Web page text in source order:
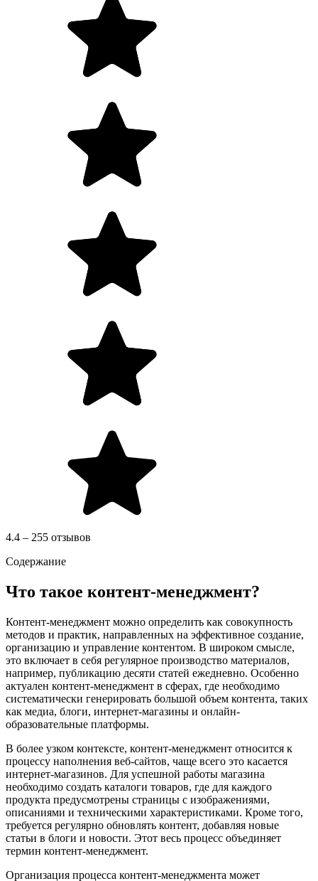
4.4 – 255 отзывов
Содержание
Что такое контент-менеджмент?
Контент-менеджмент можно определить как совокупность
методов и практик, направленных на эффективное создание,
организацию и управление контентом. В широком смысле,
это включает в себя регулярное производство материалов,
например, публикацию десяти статей ежедневно. Особенно
актуален контент-менеджмент в сферах, где необходимо
систематически генерировать большой объем контента, таких
как медиа, блоги, интернет-магазины и онлайн-
образовательные платформы.
В более узком контексте, контент-менеджмент относится к
процессу наполнения веб-сайтов, чаще всего это касается
интернет-магазинов. Для успешной работы магазина
необходимо создать каталоги товаров, где для каждого
продукта предусмотрены страницы с изображениями,
описаниями и техническими характеристиками. Кроме того,
требуется регулярно обновлять контент, добавляя новые
статьи в блоги и новости. Этот весь процесс объединяет
термин контент-менеджмент.
Организация процесса контент-менеджмента может